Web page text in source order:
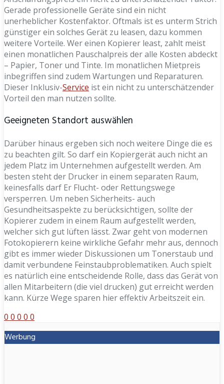
Gerade professionelle Geräte sind ein nicht
unerheblicher Kostenfaktor. Oftmals ist es unterm Strich
günstiger ein solches Gerät zu leasen, dazu kommen
weitere Vorteile. Wer einen Kopierer least, zahlt meist
einen monatlichen Pauschalpreis der alle Kosten abdeckt
– Papier, Toner und Tinte. Im monatlichen Mietpreis
inbegriffen sind zudem Wartungen und Reparaturen.
Dieser Inklusiv-Service ist ein nicht zu unterschätzender
Vorteil den man nutzen sollte.
Geeigneten Standort auswählen
Darüber hinaus ergeben sich noch weitere Dinge die es
zu beachten gilt. So darf ein Kopiergerät auch nicht an
jedem Platz im Unternehmen aufgestellt werden. Am
besten steht der Drucker in einem separaten Raum,
keinesfalls darf Er Flucht- oder Rettungswege
versperren. Um neben Sicherheits- auch
Gesundheitsaspekte zu berücksichtigen, sollte der
Kopierer zudem in einem Raum aufgestellt werden,
welcher sich gut lüften lässt. Zwar geht von modernen
Fotokopierern keine wirkliche Gefahr mehr aus, dennoch
gibt es immer wieder Diskussionen um Tonerstaub und
damit verbundene Feinstaubproblematiken. Auch spielt
es natürlich eine entscheidende Rolle, dass das Gerät von
allen Mitarbeitern (die viel drucken) gut erreicht werden
kann. Kürze Wege sparen hier effektiv Arbeitszeit ein.
0 0 0 0 0
Werbung